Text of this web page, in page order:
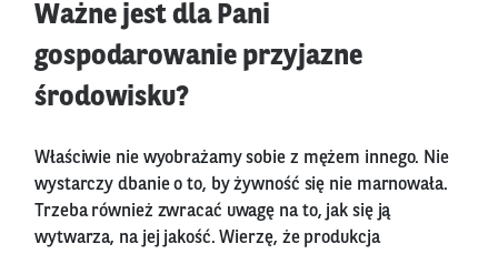
Ważne jest dla Pani
gospodarowanie przyjazne
środowisku?
Właściwie nie wyobrażamy sobie z mężem innego. Nie
wystarczy dbanie o to, by żywność się nie marnowała.
Trzeba również zwracać uwagę na to, jak się ją
wytwarza, na jej jakość. Wierzę, że produkcja